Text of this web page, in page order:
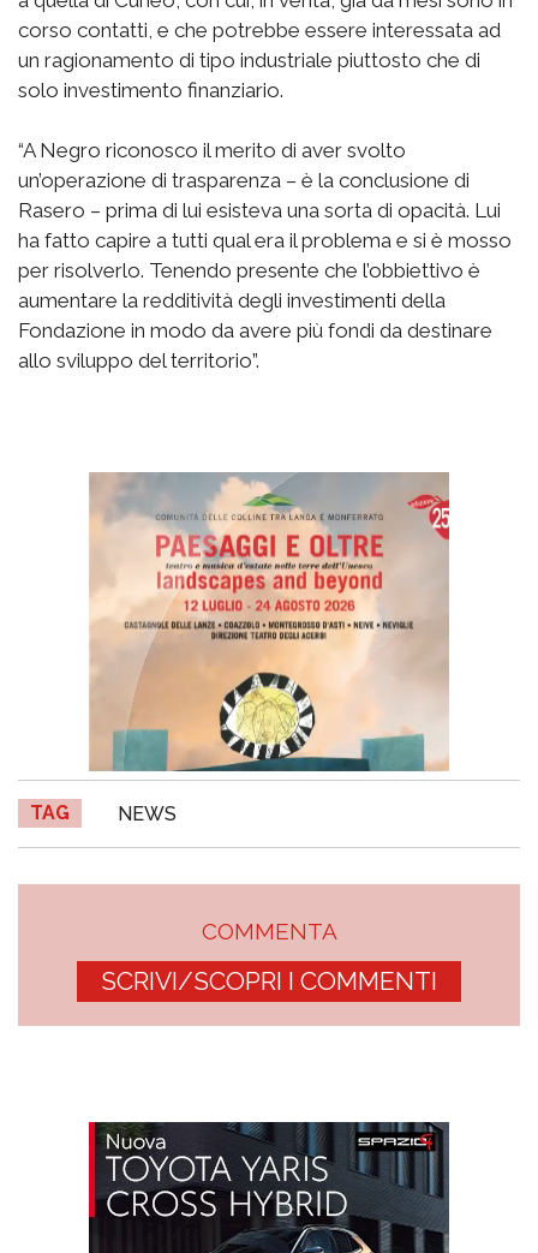
corso contatti, e che potrebbe essere interessata ad
un ragionamento di tipo industriale piuttosto che di
solo investimento finanziario.
“A Negro riconosco il merito di aver svolto
un’operazione di trasparenza – è la conclusione di
Rasero – prima di lui esisteva una sorta di opacità. Lui
ha fatto capire a tutti qual era il problema e si è mosso
per risolverlo. Tenendo presente che l’obbiettivo è
aumentare la redditività degli investimenti della
Fondazione in modo da avere più fondi da destinare
allo sviluppo del territorio”.
TAG NEWS
COMMENTA
SCRIVI/SCOPRI I COMMENTI